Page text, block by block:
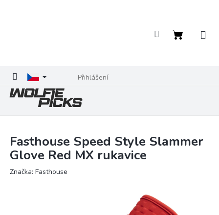
Přihlášení
Nákupní
Fasthouse Speed Style Slammer
Glove Red MX rukavice
Značka: Fasthouse